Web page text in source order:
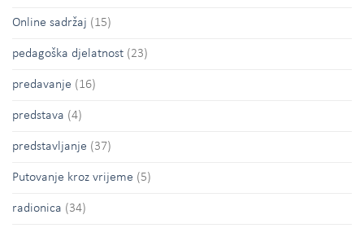
Online sadržaj (15)
pedagoška djelatnost (23)
predavanje (16)
predstava (4)
predstavljanje (37)
Putovanje kroz vrijeme (5)
radionica (34)